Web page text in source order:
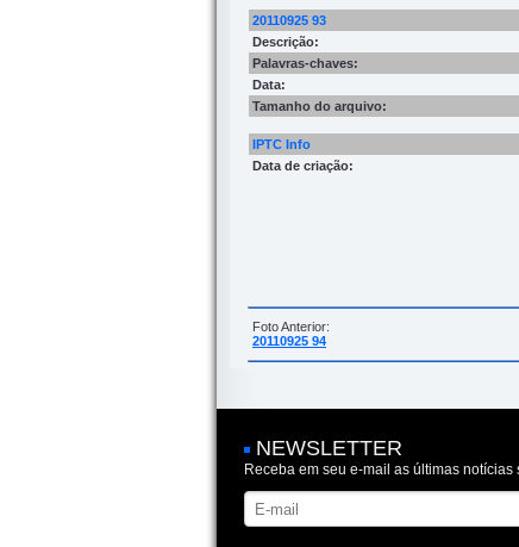
20110925 93
Descrição:
Palavras-chaves:
Data:
Tamanho do arquivo:
IPTC Info
Data de criação:
Foto Anterior:
20110925 94
NEWSLETTER
Receba em seu e-mail as últimas notícias